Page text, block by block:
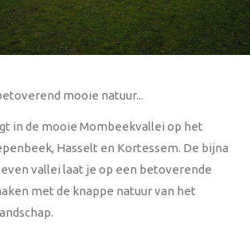
mooie natuur...
in de mooie Mombeekvallei op het
Hasselt en Kortessem. De bijna
vallei laat je op een betoverende
met de knappe natuur van het